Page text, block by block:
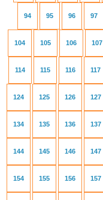
94 95 96 97
104 105 106 107
114 115 116 117
124 125 126 127
134 135 136 137
144 145 146 147
154 155 156 157